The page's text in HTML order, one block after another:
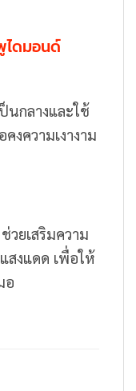
ไดมอนด์
นกลางและใช้
งความเงางาม
วยเสริมความ
สงแดด เพื่อให้
อ